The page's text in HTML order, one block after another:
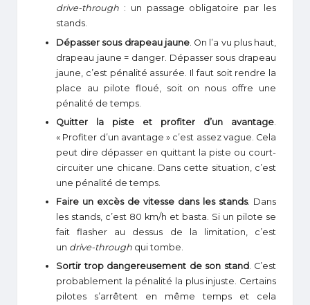
drive-through : un passage obligatoire par les
stands.
Dépasser sous drapeau jaune. On l’a vu plus haut,
drapeau jaune = danger. Dépasser sous drapeau
jaune, c’est pénalité assurée. Il faut soit rendre la
place au pilote floué, soit on nous offre une
pénalité de temps.
Quitter la piste et profiter d’un avantage
« Profiter d’un avantage » c’est assez vague. Cela
peut dire dépasser en quittant la piste ou court-
circuiter une chicane. Dans cette situation, c’est
une pénalité de temps.
Faire un excès de vitesse dans les stands. Dans
les stands, c’est 80 km/h et basta. Si un pilote se
fait flasher au dessus de la limitation, c’est
un drive-through qui tombe.
Sortir trop dangereusement de son stand. C’est
probablement la pénalité la plus injuste. Certains
pilotes s’arrêtent en même temps et cela